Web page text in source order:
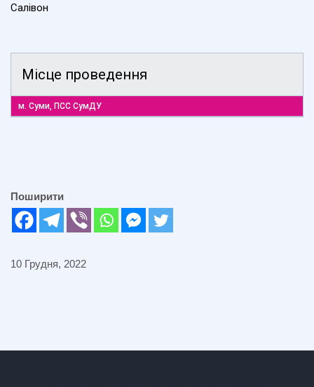
Салівон
Місце проведення
м. Суми, ПСС СумДУ
Поширити
10 Грудня, 2022